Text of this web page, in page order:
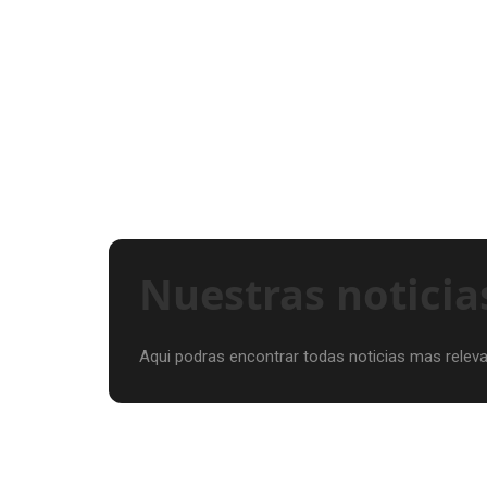
Nuestras
Aqui podras encontrar todas noticias mas